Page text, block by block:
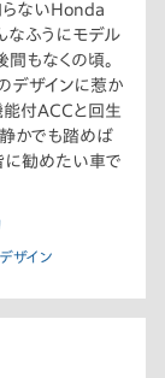
らないHonda
なふうにモデル
もなくの頃。
デザインに惹か
付ACCと回生
かでも踏めば
に勧めたい車で
ザイン